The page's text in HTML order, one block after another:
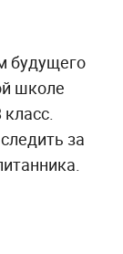
будущего
школе
за